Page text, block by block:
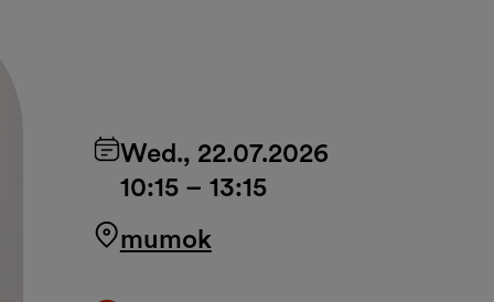
Wed., 22.07.2026
10:15 – 13:15
mumok